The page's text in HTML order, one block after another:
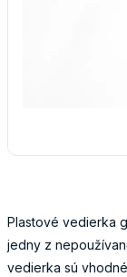
Plastové vedierka
jedny z
vedierka sú